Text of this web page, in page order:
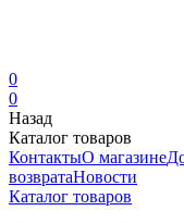
0
0
Назад
Каталог товаров
КонтактыО магазине
возвратаНовости
Каталог товаров